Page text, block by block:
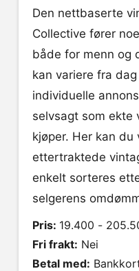
Den nettbaserte
Collective fører
både for menn og
kan variere fra
individuelle
selvsagt som ekte
kjøper. Her kan
ettertraktede
enkelt sorteres
selgerens
Pris: 19.400 -
Fri frakt: Nei
Betal med: